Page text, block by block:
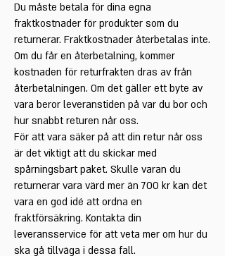
Du måste betala för dina egna
fraktkostnader för produkter som du
returnerar. Fraktkostnader återbetalas inte.
Om du får en återbetalning, kommer
kostnaden för returfrakten dras av från
återbetalningen. Om det gäller ett byte av
vara beror leveranstiden på var du bor och
hur snabbt returen når oss.
För att vara säker på att din retur når oss
är det viktigt att du skickar med
spårningsbart paket. Skulle varan du
returnerar vara värd mer än 700 kr kan det
vara en god idé att ordna en
fraktförsäkring. Kontakta din
leveransservice för att veta mer om hur du
ska gå tillväga i dessa fall.